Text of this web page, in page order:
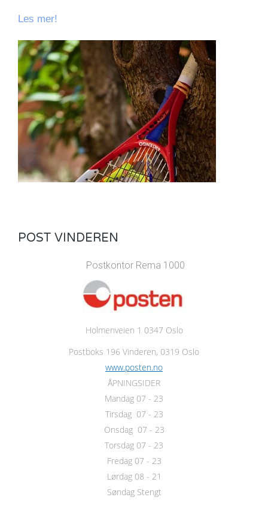
Les mer!
POST VINDEREN
Postkontor Rema 1000
Holmenveien 1 0347 Oslo
Postboks 196 Vinderen, 0319 Oslo
www.posten.no
ÅPNINGSIDER
Mandag 07 - 23
Tirsdag 07 - 23
Onsdag 07 - 23
Torsdag 07 - 23
Fredag 07 - 23
Lørdag 08 - 21
Søndag Stengt